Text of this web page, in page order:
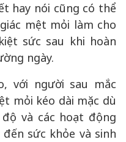
hay nói cũng có thể
mệt mỏi làm cho
sức sau khi hoàn
ngày.
với người sau mắc
mỏi kéo dài mặc dù
và các hoạt động
sức khỏe và sinh